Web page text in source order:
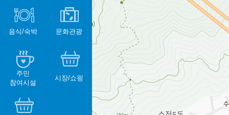
음식/숙박 문화관광
주민
참여시설
시장/쇼핑